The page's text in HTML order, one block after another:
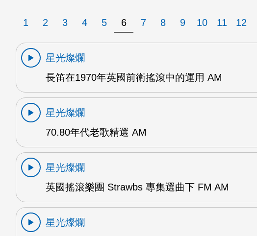
1 2 3 4 5 6 7 8 9 10 11 12
星光燦爛
長笛在1970年英國前衛搖滾中的運用 AM
星光燦爛
70.80年代老歌精選 AM
星光燦爛
英國搖滾樂團 Strawbs 專集選曲下 FM AM
星光燦爛